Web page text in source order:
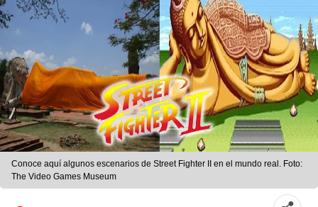
Conoce aquí algunos escenarios de Street Fighter II en el mundo real. Foto:
The Video Games Museum